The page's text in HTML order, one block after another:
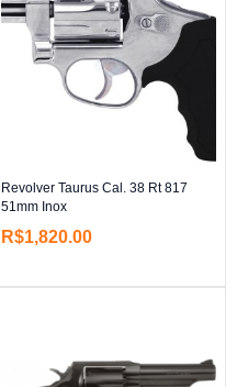
Revolver Taurus Cal. 38 Rt 817
51mm Inox
R$1,820.00